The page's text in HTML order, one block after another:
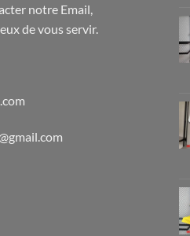
notre Email,
de vous servir.